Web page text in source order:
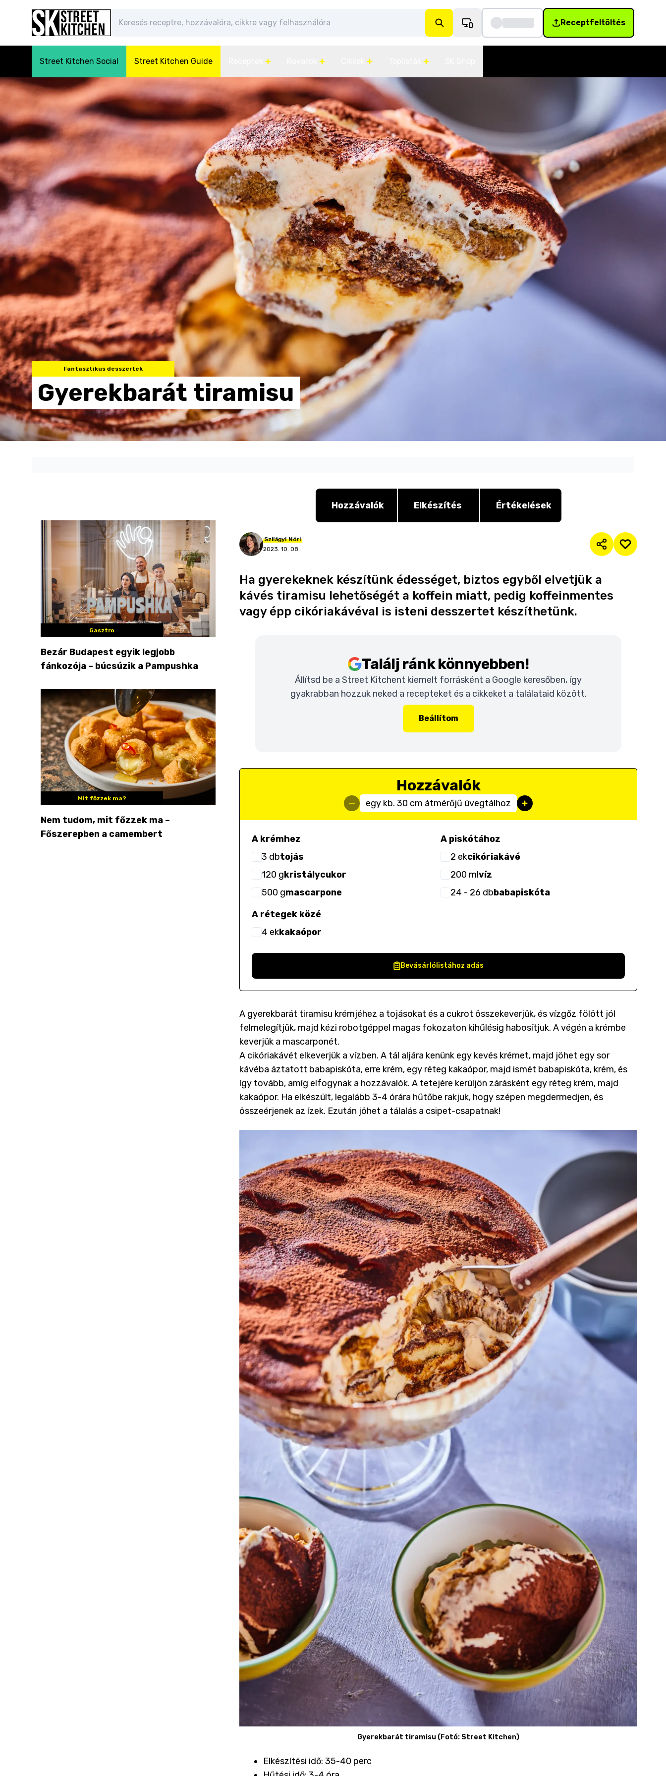
Receptfeltöltés
Street Kitchen Social Street Kitchen Guide
Fantasztikus desszertek
Gyerekbarát tiramisu
Gasztro
Bezár Budapest egyik legjobb
fánkozója – búcsúzik a Pampushka
Mit főzzek ma?
Nem tudom, mit főzzek ma –
Főszerepben a camembert
Hozzávalók Elkészítés Értékelések
Szilágyi Nóri
2023. 10. 08.
Ha gyerekeknek készítünk édességet, biztos egyből elvetjük a
kávés tiramisu lehetőségét a koffein miatt, pedig koffeinmentes
vagy épp cikóriakávéval is isteni desszertet készíthetünk.
Találj ránk könnyebben!
Állítsd be a Street Kitchent kiemelt forrásként a Google keresőben, így
gyakrabban hozzuk neked a recepteket és a cikkeket a találataid között.
Beállítom
Hozzávalók
egy kb. 30 cm átmérőjű üvegtálhoz
A krémhez
3 dbtojás
120 gkristálycukor
500 gmascarpone
A piskótához
2 ekcikóriakávé
200 mlvíz
24 - 26 dbbabapiskóta
A rétegek közé
4 ekkakaópor
Bevásárlólistához adás
A gyerekbarát tiramisu krémjéhez a tojásokat és a cukrot összekeverjük, és vízgőz fölött jól
felmelegítjük, majd kézi robotgéppel magas fokozaton kihűlésig habosítjuk. A végén a krémbe
keverjük a mascarponét.
A cikóriakávét elkeverjük a vízben. A tál aljára kenünk egy kevés krémet, majd jöhet egy sor
kávéba áztatott babapiskóta, erre krém, egy réteg kakaópor, majd ismét babapiskóta, krém, és
így tovább, amíg elfogynak a hozzávalók. A tetejére kerüljön zárásként egy réteg krém, majd
kakaópor. Ha elkészült, legalább 3-4 órára hűtőbe rakjuk, hogy szépen megdermedjen, és
összeérjenek az ízek. Ezután jöhet a tálalás a csipet-csapatnak!
Gyerekbarát tiramisu (Fotó: Street Kitchen)
Elkészítési idő: 35-40 perc